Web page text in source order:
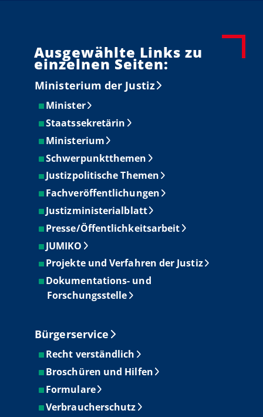
Ausgewählte Links zu
einzelnen Seiten:
Ministerium der Justiz
Minister
Staatssekretärin
Ministerium
Schwerpunktthemen
Justizpolitische Themen
Fachveröffentlichungen
Justizministerialblatt
Presse/Öffentlichkeitsarbeit
JUMIKO
Projekte und Verfahren der Justiz
Dokumentations- und
Forschungsstelle
Bürgerservice
Recht verständlich
Broschüren und Hilfen
Formulare
Verbraucherschutz